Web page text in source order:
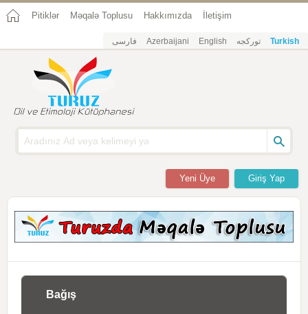
Pitiklər Məqalə Toplusu Hakkımızda İletişim
فارسی Azerbaijani English تورکجه Turkish
Giriş Yap
Yeni Üye
Bağış